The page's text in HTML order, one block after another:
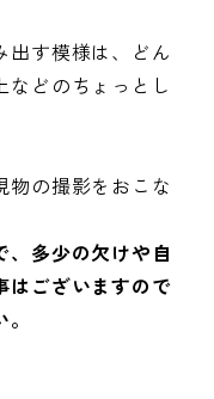
出す模様は、どん
などのちょっとし
の撮影をおこな
多少の欠けや自
はございますので